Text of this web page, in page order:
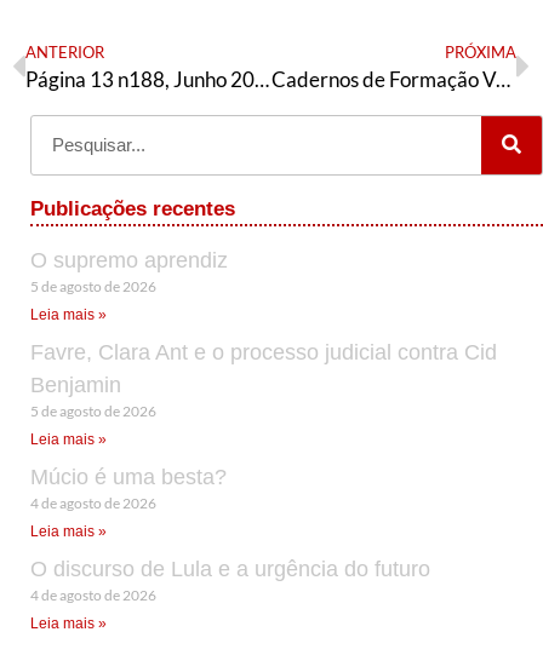
ANTERIOR
Página 13 n188, Junho 2018 – Especial São Paulo
PRÓXIMA
Cadernos de Formação Vol. 2 – História do Socialismo
Publicações recentes
O supremo aprendiz
5 de agosto de 2026
Leia mais »
Favre, Clara Ant e o processo judicial contra Cid
Benjamin
5 de agosto de 2026
Leia mais »
Múcio é uma besta?
4 de agosto de 2026
Leia mais »
O discurso de Lula e a urgência do futuro
4 de agosto de 2026
Leia mais »